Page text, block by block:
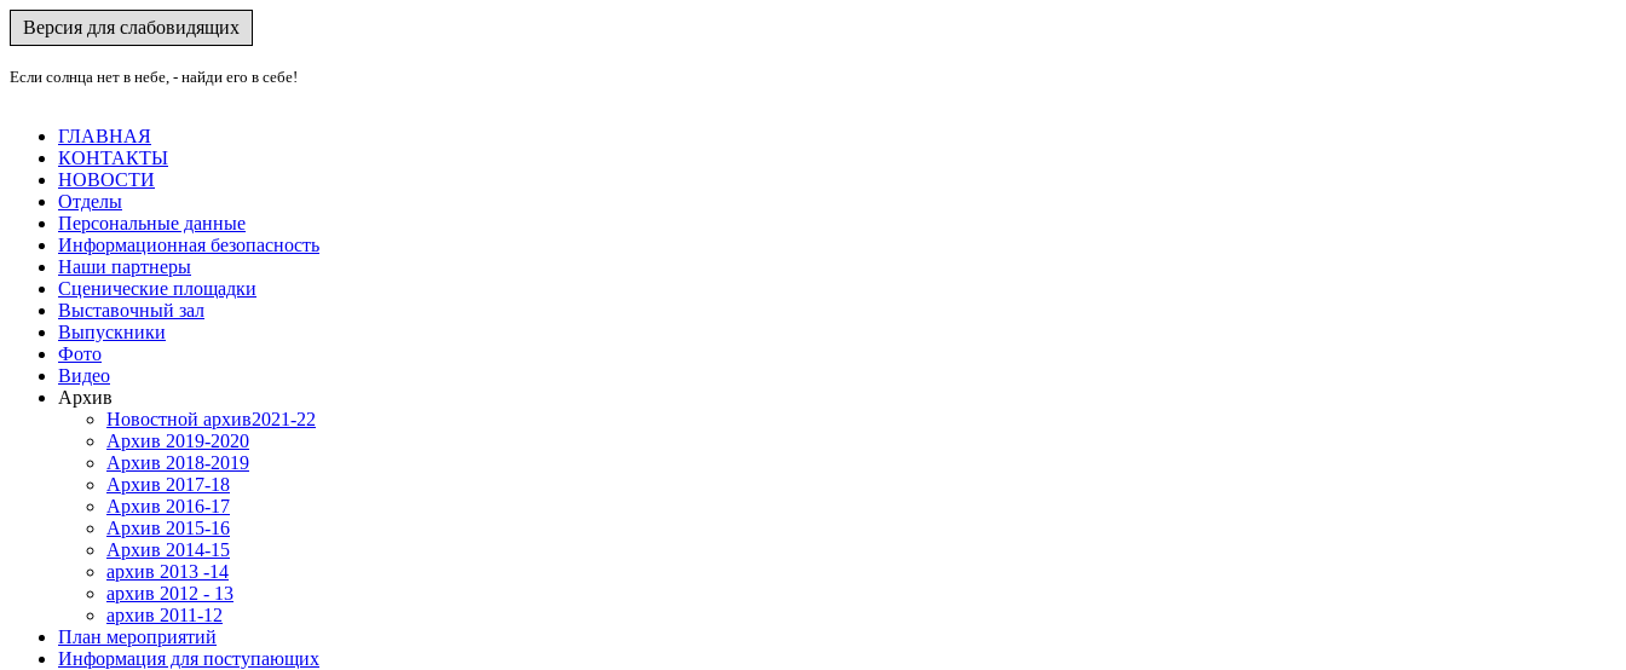
Версия для слабовидящих
Если солнца нет в небе, - найди его в себе!
ГЛАВНАЯ
КОНТАКТЫ
НОВОСТИ
Отделы
Персональные данные
Информационная безопасность
Наши партнеры
Сценические площадки
Выставочный зал
Выпускники
Фото
Видео
Архив
Новостной архив2021-22
Архив 2019-2020
Архив 2018-2019
Архив 2017-18
Архив 2016-17
Архив 2015-16
Архив 2014-15
архив 2013 -14
архив 2012 - 13
архив 2011-12
План мероприятий
Информация для поступающих